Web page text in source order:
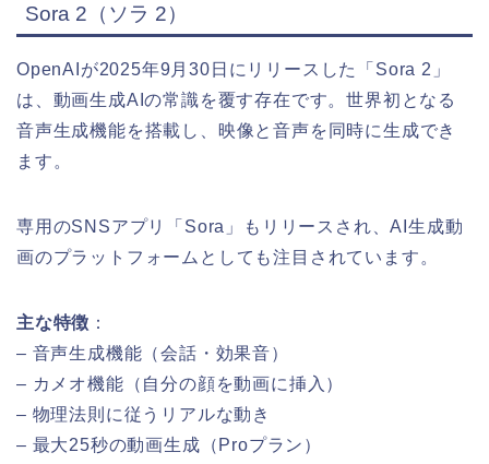
Sora 2（ソラ 2）
OpenAIが2025年9月30日にリリースした「Sora 2」
は、動画生成AIの常識を覆す存在です。世界初となる
音声生成機能を搭載し、映像と音声を同時に生成でき
ます。
専用のSNSアプリ「Sora」もリリースされ、AI生成動
画のプラットフォームとしても注目されています。
主な特徴 ：
– 音声生成機能（会話・効果音）
– カメオ機能（自分の顔を動画に挿入）
– 物理法則に従うリアルな動き
– 最大25秒の動画生成（Proプラン）